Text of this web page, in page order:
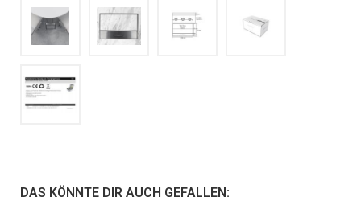
DAS KÖNNTE DIR AUCH GEFALLEN: